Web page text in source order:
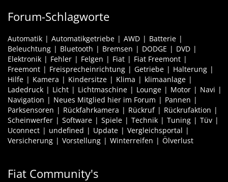
Forum-Schlagworte
Automatik Automatikgetriebe AWD
Batterie
Beleuchtung
Bluetooth Bremsen DODGE
DVD
Elektronik
Fehler Felgen Fiat
Fiat Freemont
Freemont
Freisprecheinrichtung Getriebe
Halterung
Hilfe
Kamera Kindersitze Klima
klimaanlage
Ladedruck
Licht Lichtmaschine Lounge Motor
Navi
Navigation
Neues Mitglied hier im Forum
Pannen
Parksensoren
Rückfahrkamera Rückruf
Rückrufaktion
Scheinwerfer
Software Spiele Technik Tuning
Tüv
Uconnect
undefined Update
Vergleichsportal
Versicherung
Vorstellung Winterreifen Ölverlust
Fiat Community's